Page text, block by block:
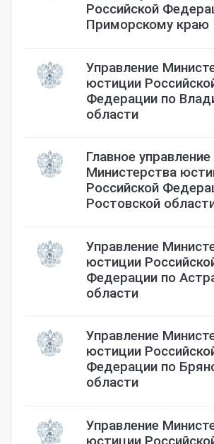
Российской
Приморскому краю
Управление
юстиции
Федерации по
области
Главное управление
Министерства
Российской
Ростовской
Управление
юстиции
Федерации по
области
Управление
юстиции
Федерации по
области
Управление
юстиции